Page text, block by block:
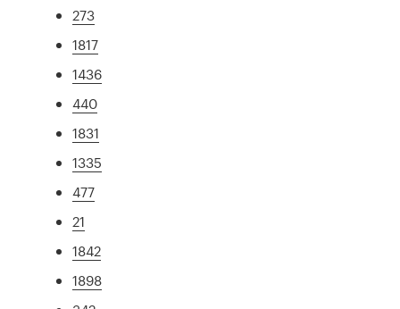
273
1817
1436
440
1831
1335
477
21
1842
1898